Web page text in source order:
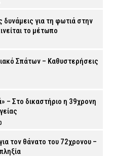
δυνάμεις για τη φωτιά στην
το μέτωπο
Σπάτων – Καθυστερήσεις
– Στο δικαστήριο η 39χρονη
τον θάνατο του 72χρονου –